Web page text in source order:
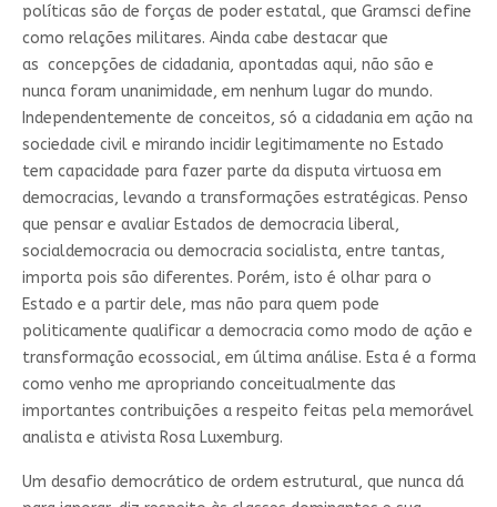
políticas são de forças de poder estatal, que Gramsci define
como relações militares. Ainda cabe destacar que
as concepções de cidadania, apontadas aqui, não são e
nunca foram unanimidade, em nenhum lugar do mundo.
Independentemente de conceitos, só a cidadania em ação na
sociedade civil e mirando incidir legitimamente no Estado
tem capacidade para fazer parte da disputa virtuosa em
democracias, levando a transformações estratégicas. Penso
que pensar e avaliar Estados de democracia liberal,
socialdemocracia ou democracia socialista, entre tantas,
importa pois são diferentes. Porém, isto é olhar para o
Estado e a partir dele, mas não para quem pode
politicamente qualificar a democracia como modo de ação e
transformação ecossocial, em última análise. Esta é a forma
como venho me apropriando conceitualmente das
importantes contribuições a respeito feitas pela memorável
analista e ativista Rosa Luxemburg.
Um desafio democrático de ordem estrutural, que nunca dá